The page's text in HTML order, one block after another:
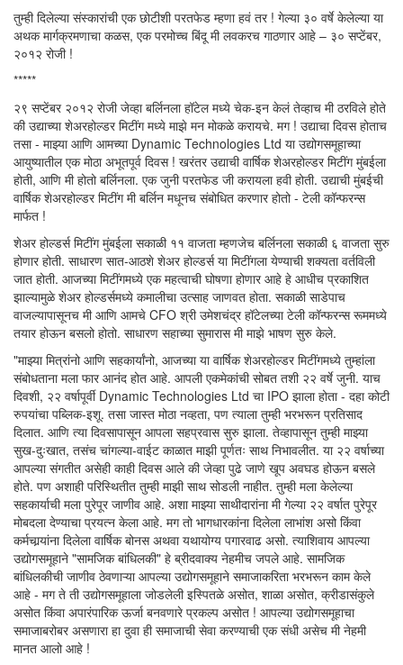
तुम्ही दिलेल्या संस्कारांची एक छोटीशी परतफेड म्हणा हवं तर ! गेल्या ३० वर्षे केलेल्या या
अथक मार्गक्रमणाचा कळस, एक परमोच्च बिंदू मी लवकरच गाठणार आहे – ३० सप्टेंबर,
२०१२ रोजी !
*****
२९ सप्टेंबर २०१२ रोजी जेव्हा बर्लिनला हॉटेल मध्ये चेक-इन केलं तेव्हाच मी ठरविले होते
की उद्याच्या शेअरहोल्डर मिटींग मध्ये माझे मन मोकळे करायचे. मग ! उद्याचा दिवस होताच
तसा - माझ्या आणि आमच्या Dynamic Technologies Ltd या उद्योगसमूहाच्या
आयुष्यातील एक मोठा अभूतपूर्व दिवस ! खरंतर उद्याची वार्षिक शेअरहोल्डर मिटींग मुंबईला
होती, आणि मी होतो बर्लिनला. एक जुनी परतफेड जी करायला हवी होती. उद्याची मुंबईची
वार्षिक शेअरहोल्डर मिटींग मी बर्लिन मधूनच संबोधित करणार होतो - टेली कॉन्फरन्स
मार्फत !
शेअर होल्डर्स मिटींग मुंबईला सकाळी ११ वाजता म्हणजेच बर्लिनला सकाळी ६ वाजता सुरु
होणार होती. साधारण सात-आठशे शेअर होल्डर्स या मिटींगला येण्याची शक्यता वर्तविली
जात होती. आजच्या मिटींगमध्ये एक महत्वाची घोषणा होणार आहे हे आधीच प्रकाशित
झाल्यामुळे शेअर होल्डर्समध्ये कमालीचा उत्साह जाणवत होता. सकाळी साडेपाच
वाजल्यापासूनच मी आणि आमचे CFO श्री उमेशचंद्र हॉटेलच्या टेली कॉन्फरन्स रूममध्ये
तयार होऊन बसलो होतो. साधारण सहाच्या सुमारास मी माझे भाषण सुरु केले.
"माझ्या मित्रांनो आणि सहकार्यांनो, आजच्या या वार्षिक शेअरहोल्डर मिटींगमध्ये तुम्हांला
संबोधताना मला फार आनंद होत आहे. आपली एकमेकांची सोबत तशी २२ वर्षे जुनी. याच
दिवशी, २२ वर्षापूर्वी Dynamic Technologies Ltd चा IPO झाला होता - दहा कोटी
रुपयांचा पब्लिक-इशू. तसा जास्त मोठा नव्हता, पण त्याला तुम्ही भरभरून प्रतिसाद
दिलात. आणि त्या दिवसापासून आपला सहप्रवास सुरु झाला. तेव्हापासून तुम्ही माझ्या
सुख-दुःखात, तसंच चांगल्या-वाईट काळात माझी पूर्णतः साथ निभावलीत. या २२ वर्षाच्या
आपल्या संगतीत असेही काही दिवस आले की जेव्हा पुढे जाणे खूप अवघड होऊन बसले
होते. पण अशाही परिस्थितीत तुम्ही माझी साथ सोडली नाहीत. तुम्ही मला केलेल्या
सहकार्याची मला पुरेपूर जाणीव आहे. अशा माझ्या साथीदारांना मी गेल्या २२ वर्षात पुरेपूर
मोबदला देण्याचा प्रयत्न केला आहे. मग तो भागधारकांना दिलेला लाभांश असो किंवा
कर्मचार्‍यांना दिलेला वार्षिक बोनस अथवा यथायोग्य पगारवाढ असो. त्याशिवाय आपल्या
उद्योगसमूहाने "सामजिक बांधिलकी" हे ब्रीदवाक्य नेहमीच जपले आहे. सामजिक
बांधिलकीची जाणीव ठेवणाऱ्या आपल्या उद्योगसमूहाने समाजाकरिता भरभरून काम केले
आहे - मग ते ती उद्योगसमूहाला जोडलेली इस्पितळे असोत, शाळा असोत, क्रीडासंकुले
असोत किंवा अपारंपारिक ऊर्जा बनवणारे प्रकल्प असोत ! आपल्या उद्योगसमूहाचा
समाजाबरोबर असणारा हा दुवा ही समाजाची सेवा करण्याची एक संधी असेच मी नेहमी
मानत आलो आहे !